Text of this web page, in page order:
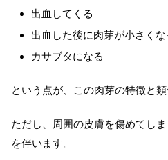
出血してくる
出血した後に肉芽が小さくな
カサブタになる
という点が、この肉芽の特徴と類
ただし、周囲の皮膚を傷めてし
を伴います。